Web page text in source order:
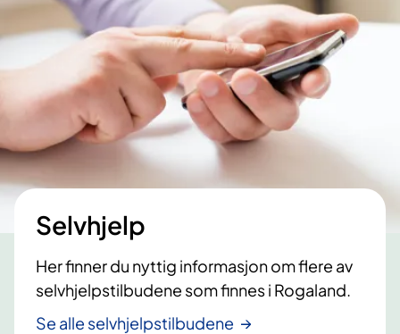
Selvhjelp
Her finner du nyttig informasjon om flere av
selvhjelpstilbudene som finnes i Rogaland.
Se alle selvhjelpstilbudene